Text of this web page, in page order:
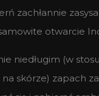
zachłannie
otwarcie
niedługim (w
skórze) zapach